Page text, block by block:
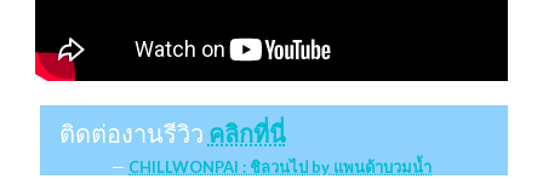
ติดต่องานรีวิว คลิกที่นี่
CHILLWONPAI : ชิลวนไป by แพนด้าบวมน้ำ